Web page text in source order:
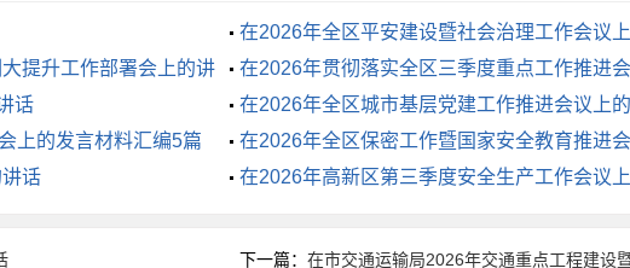
真练中发现问题锤炼队伍。演练是检验预案、锻炼队伍、发现问题的有
通运输风险特征和季节规律，统筹安排各类应急演练。主汛期前组织防
织水上搜救和危化品泄漏处置演练。二是实战化组织开展应急演练。演
故场景，在真实的时间压力和环境压力下检验队伍的快速反应能力和实
在2026年全区平安建设暨社会治理工作会议
提升工作部署会上的讲
在2026年贯彻落实全区三季度重点工作推进
话
在2026年全区城市基层党建工作推进会议上
上的发言材料汇编5篇
在2026年全区保密工作暨国家安全教育推进
话
在2026年高新区第三季度安全生产工作会议
下一篇： 在市交通运输局2026年交通重点工程建设